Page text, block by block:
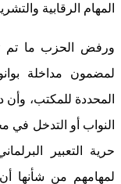
المهام الرقابية
ورفض الحزب ما تم
لمضمون مداخلة
المحددة للمكتب،
النواب أو التدخل في
حرية التعبير
لمهامهم من شأنها